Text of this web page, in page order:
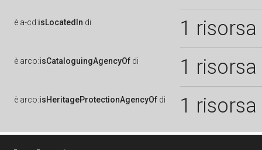
è a-cd:isLocatedIn di 1 risorsa
è arco:isCataloguingAgencyOf di 1 risorsa
è arco:isHeritageProtectionAgencyOf di 1 risorsa